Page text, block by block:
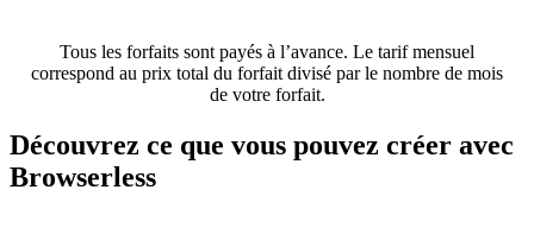
Tous les forfaits sont payés à l’avance. Le tarif mensuel
correspond au prix total du forfait divisé par le nombre de mois
de votre forfait.
Découvrez ce que vous pouvez créer avec
Browserless